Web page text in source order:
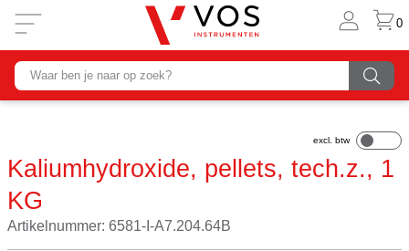
0
Kaliumhydroxide, pellets, tech.z., 1
KG
Artikelnummer: 6581-I-A7.204.64B